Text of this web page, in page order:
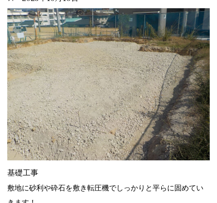
基礎工事
敷地に砂利や砕石を敷き転圧機でしっかりと平らに固めてい